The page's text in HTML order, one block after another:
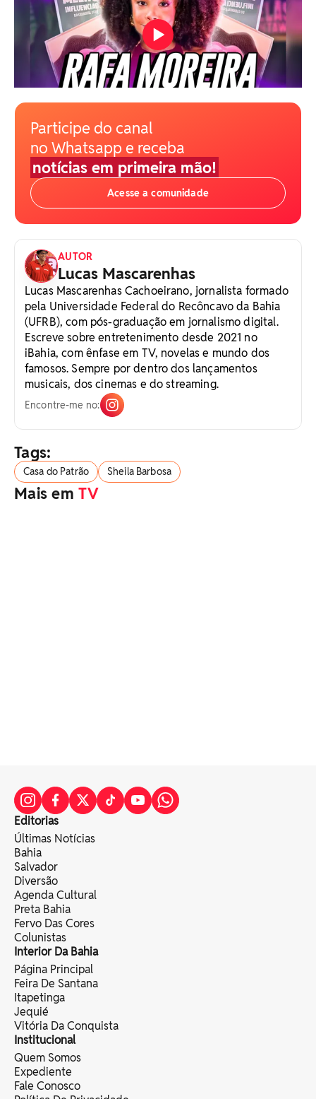
Participe do canal
no Whatsapp e receba
notícias em primeira mão!
Acesse a comunidade
AUTOR
Lucas Mascarenhas
Lucas Mascarenhas Cachoeirano, jornalista formado
pela Universidade Federal do Recôncavo da Bahia
(UFRB), com pós-graduação em jornalismo digital.
Escreve sobre entretenimento desde 2021 no
iBahia, com ênfase em TV, novelas e mundo dos
famosos. Sempre por dentro dos lançamentos
musicais, dos cinemas e do streaming.
Encontre-me no:
Tags:
Casa do Patrão Sheila Barbosa
Mais emTV
Editorias
Últimas Notícias
Bahia
Salvador
Diversão
Agenda Cultural
Preta Bahia
Fervo Das Cores
Colunistas
Interior Da Bahia
Página Principal
Feira De Santana
Itapetinga
Jequié
Vitória Da Conquista
Institucional
Quem Somos
Expediente
Fale Conosco